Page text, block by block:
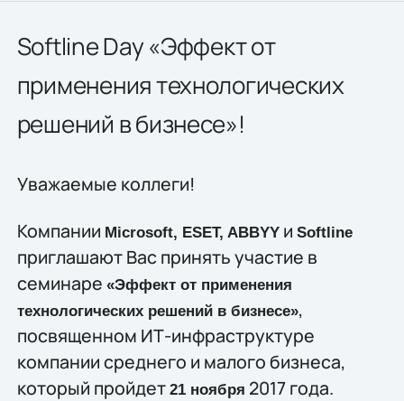
Softline Day «Эффект от
применения технологических
решений в бизнесе»!
Уважаемые коллеги!
Компании Microsoft, ESET, ABBYYи Softline
приглашают Вас принять участие в
семинаре «Эффект от применения
технологических решений в бизнесе»,
посвященном ИТ-инфраструктуре
компании среднего и малого бизнеса,
который пройдет 21 ноября 2017 года.